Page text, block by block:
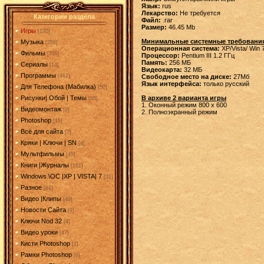
Категории раздела
Игры [190]
Музыка [286]
Фильмы [299]
Сериалы [14]
Программы [467]
Для Телефона (Мабилка) [50]
Рисунки| Обой | Темы [55]
Видеомонтаж [8]
Photoshop [15]
Всё для сайта [2]
Кряки | Kлючи | SN [4]
Мультфильмы [45]
Книги |Журналы [161]
Windows \OC |XP | VISTA| 7 [31]
Разное [61]
Видео |Клипы [49]
Новости Сайта [9]
Ключи Nod 32 [4]
Видео уроки [47]
Кисти Photoshop [1]
Рамки Photoshop [6]
Язык: rus
Лекарство: Не требуется
Файл: .rar
Размер: 46.45 Mb
Минимальные системные
Операционная система: XP/Vista/ Win
Процессор: Pentium III 1.2 ГГц
Память: 256 МБ
Видеокарта: 32 МБ
Свободное место на диске: 27Мб
Язык интерфейса: только русский
В архиве 2 варианта игры
1. Оконный режим 800 х 600
2. Полноэкранный режим